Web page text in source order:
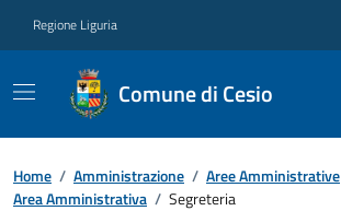
Regione Liguria
Comune di Cesio
Home / Amministrazione / Aree Amministrative
Area Amministrativa / Segreteria